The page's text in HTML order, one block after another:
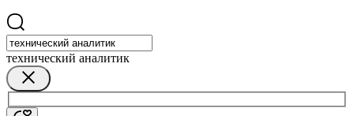
технический аналитик